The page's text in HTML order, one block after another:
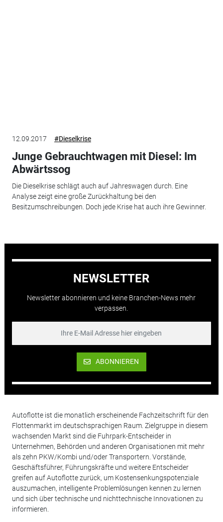
12.09.2017 #Dieselkrise
Junge Gebrauchtwagen mit Diesel: Im
Abwärtssog
Die Dieselkrise schlägt auch auf Jahreswagen durch. Eine
Analyse zeigt eine große Zurückhaltung bei den
Besitzumschreibungen. Doch jede Krise hat auch ihre Gewinner.
NEWSLETTER
Newsletter abonnieren und keine Branchen-News mehr
verpassen.
ABONNIEREN
Autoflotte ist die monatlich erscheinende Fachzeitschrift für den
Flottenmarkt im deutschsprachigen Raum. Zielgruppe in diesem
wachsenden Markt sind die Fuhrpark-Entscheider in
Unternehmen, Behörden und anderen Organisationen mit mehr
als zehn PKW/Kombi und/oder Transportern. Vorstände,
Geschäftsführer, Führungskräfte und weitere Entscheider
greifen auf Autoflotte zurück, um Kostensenkungspotenziale
auszumachen, intelligente Problemlösungen kennen zu lernen
und sich über technische und nichttechnische Innovationen zu
informieren.